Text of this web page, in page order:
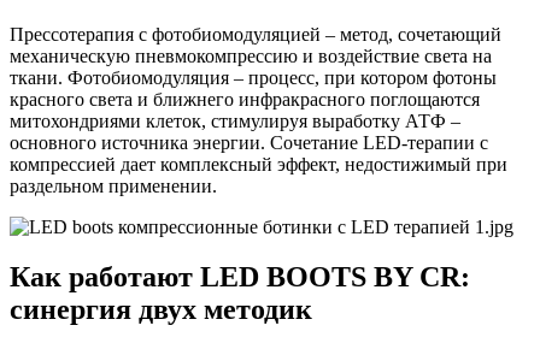
Прессотерапия с фотобиомодуляцией – метод, сочетающий
механическую пневмокомпрессию и воздействие света на
ткани. Фотобиомодуляция – процесс, при котором фотоны
красного света и ближнего инфракрасного поглощаются
митохондриями клеток, стимулируя выработку АТФ –
основного источника энергии. Сочетание LED-терапии с
компрессией дает комплексный эффект, недостижимый при
раздельном применении.
Как работают LED BOOTS BY CR:
синергия двух методик